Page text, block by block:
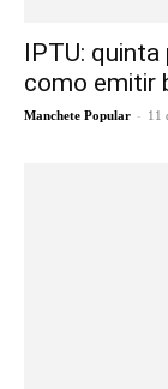
IPTU:
como emitir
Manchete Popular - 11